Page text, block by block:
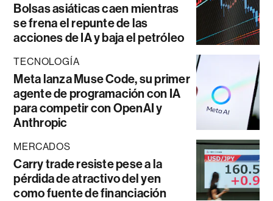
Bolsas asiáticas caen mientras
se frena el repunte de las
acciones de IA y baja el petróleo
TECNOLOGÍA
Meta lanza Muse Code, su primer
agente de programación con IA
para competir con OpenAI y
Anthropic
MERCADOS
Carry trade resiste pese a la
pérdida de atractivo del yen
como fuente de financiación